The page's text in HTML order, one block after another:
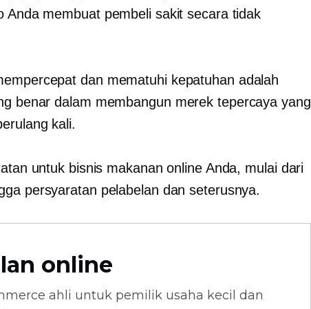
Anda membuat pembeli sakit secara tidak
dan mematuhi kepatuhan adalah
benar dalam membangun merek tepercaya yang
kali.
untuk bisnis makanan online Anda, mulai dari
persyaratan pelabelan dan seterusnya.
online
ahli untuk pemilik usaha kecil dan